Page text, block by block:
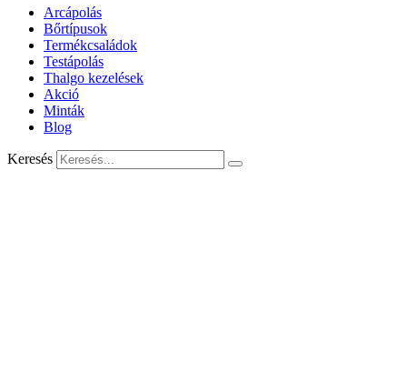
Arcápolás
Bőrtípusok
Termékcsaládok
Testápolás
Thalgo kezelések
Akció
Minták
Blog
Keresés